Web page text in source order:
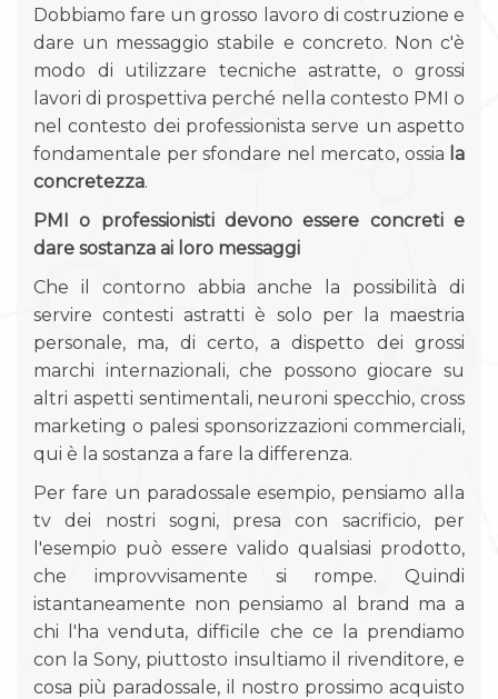
Dobbiamo fare un grosso lavoro di costruzione e
dare un messaggio stabile e concreto. Non c'è
modo di utilizzare tecniche astratte, o grossi
lavori di prospettiva perché nella contesto PMI o
nel contesto dei professionista serve un aspetto
fondamentale per sfondare nel mercato, ossia la
concretezza.
PMI o professionisti devono essere concreti e
dare sostanza ai loro messaggi
Che il contorno abbia anche la possibilità di
servire contesti astratti è solo per la maestria
personale, ma, di certo, a dispetto dei grossi
marchi internazionali, che possono giocare su
altri aspetti sentimentali, neuroni specchio, cross
marketing o palesi sponsorizzazioni commerciali,
qui è la sostanza a fare la differenza.
Per fare un paradossale esempio, pensiamo alla
tv dei nostri sogni, presa con sacrificio, per
l'esempio può essere valido qualsiasi prodotto,
che improvvisamente si rompe. Quindi
istantaneamente non pensiamo al brand ma a
chi l'ha venduta, difficile che ce la prendiamo
con la Sony, piuttosto insultiamo il rivenditore, e
cosa più paradossale, il nostro prossimo acquisto